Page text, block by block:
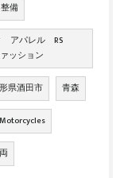
整備
ク アパレル RS
ッション
県酒田市 青森
Motorcycles